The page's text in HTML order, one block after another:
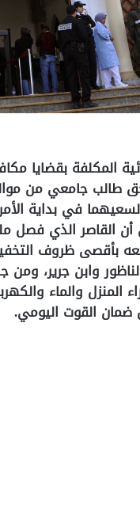
المكلفة بقضايا
المزداد عام 1993،
القاصر الذي فصل
بأقصى ظروف
وابن جرير، ومن
المنزل والماء
القوت اليومي.